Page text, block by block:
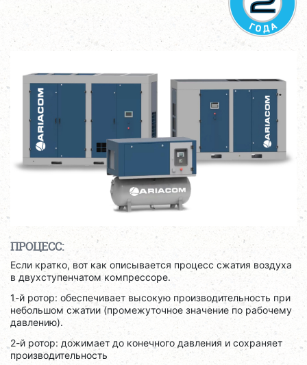
ПРОЦЕСС:
Если кратко, вот как описывается процесс сжатия воздуха
в двухступенчатом компрессоре.
1-й ротор: обеспечивает высокую производительность при
небольшом сжатии (промежуточное значение по рабочему
давлению).
2-й ротор: дожимает до конечного давления и сохраняет
производительность